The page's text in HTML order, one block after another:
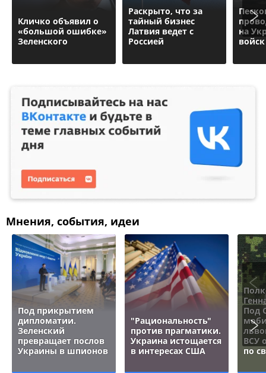
Кличко объявил о
«большой ошибке»
Зеленского
Раскрыто, что за
тайный бизнес
Латвия ведет с
Россией
на
Мнения, события, идеи
Под прикрытием
дипломатии.
Зеленский
превращает послов
Украины в шпионов
"Рациональность"
против прагматики.
Украина истощается
в интересах США
Под
ВСУ
по